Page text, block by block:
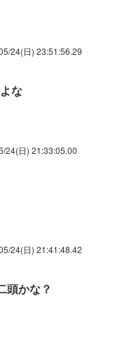
24(日) 23:51:56.29
な
24(日) 21:33:05.00
24(日) 21:41:48.42
頭かな？